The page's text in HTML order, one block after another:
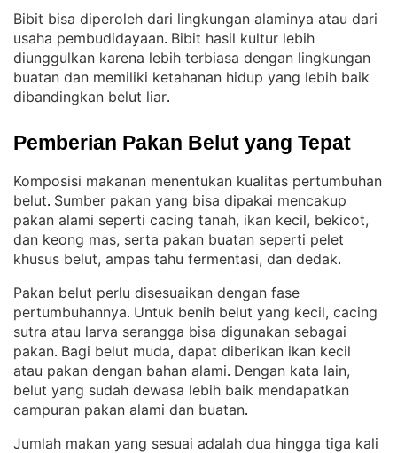
Bibit bisa diperoleh dari lingkungan alaminya atau dari
usaha pembudidayaan. Bibit hasil kultur lebih
diunggulkan karena lebih terbiasa dengan lingkungan
buatan dan memiliki ketahanan hidup yang lebih baik
dibandingkan belut liar.
Pemberian Pakan Belut yang Tepat
Komposisi makanan menentukan kualitas pertumbuhan
belut. Sumber pakan yang bisa dipakai mencakup
pakan alami seperti cacing tanah, ikan kecil, bekicot,
dan keong mas, serta pakan buatan seperti pelet
khusus belut, ampas tahu fermentasi, dan dedak.
Pakan belut perlu disesuaikan dengan fase
pertumbuhannya. Untuk benih belut yang kecil, cacing
sutra atau larva serangga bisa digunakan sebagai
pakan. Bagi belut muda, dapat diberikan ikan kecil
atau pakan dengan bahan alami. Dengan kata lain,
belut yang sudah dewasa lebih baik mendapatkan
campuran pakan alami dan buatan.
Jumlah makan yang sesuai adalah dua hingga tiga kali